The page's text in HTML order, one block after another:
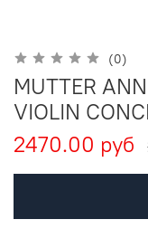
(0)
MUTTER
VIOLIN
2470.00 руб